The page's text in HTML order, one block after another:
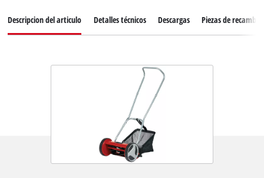
Descripcion del articulo Detalles técnicos Descargas Piezas de recambio